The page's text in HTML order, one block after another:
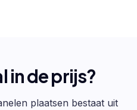
in de prijs?
plaatsen bestaat uit